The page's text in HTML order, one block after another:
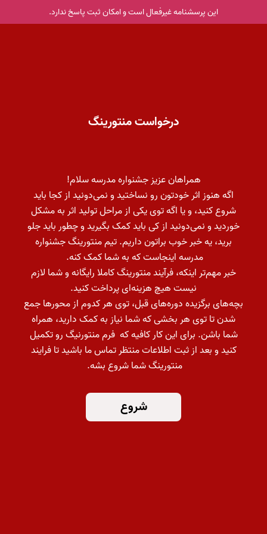
این پرسشنامه غیر‌فعال است و امکان ثبت پاسخ ندارد.
درخواست منتورینگ
همراهان عزیز جشنواره مدرسه سلام!
اگه هنوز اثر خودتون رو نساختید و نمی‌دونید از کجا باید
شروع کنید، و یا اگه توی یکی از مراحل تولید اثر به مشکل
خوردید و نمی‌دونید از کی باید کمک بگیرید و چطور باید جلو
برید، یه خبر خوب براتون داریم. تیم منتورینگ جشنواره
مدرسه اینجاست که به شما کمک کنه.
خبر مهم‌تر اینکه، فرآیند منتورینگ کاملا رایگانه و شما لازم
نیست هیچ هزینه‌ای پرداخت کنید.
بچه‌های برگزیده دوره‌های قبل، توی هر کدوم از محورها جمع
شدن تا توی هر بخشی که شما نیاز به کمک دارید، همراه
شما باشن. برای این کار کافیه که فرم منتورنیگ رو تکمیل
کنید و بعد از ثبت اطلاعات منتظر تماس ما باشید تا فرایند
منتورینگ شما شروع بشه.
شروع